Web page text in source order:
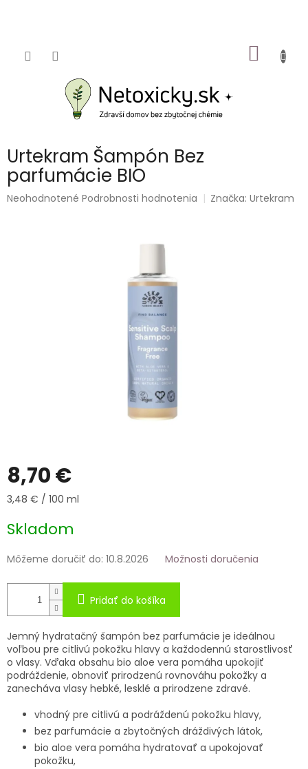
KOŠÍK
Urtekram Šampón Bez
parfumácie BIO
Priemerné
Neohodnotené Podrobnosti hodnotenia Značka:Urtekram
8,70 €
Jednotková
3,48 € / 100 ml
Skladom
Môžeme doručiť do: 10.8.2026 Možnosti doručenia
Pridať do košíka
Jemný hydratačný šampón bez parfumácie je ideálnou
voľbou pre citlivú pokožku hlavy a každodennú starostlivosť
o vlasy. Vďaka obsahu bio aloe vera pomáha upokojiť
podráždenie, obnoviť prirodzenú rovnováhu pokožky a
zanecháva vlasy hebké, lesklé a prirodzene zdravé.
vhodný pre citlivú a podráždenú pokožku hlavy,
bez parfumácie a zbytočných dráždivých látok,
bio aloe vera pomáha hydratovať a upokojovať
pokožku,